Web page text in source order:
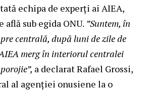
echipa de experți ai AIEA,
află sub egida ONU. ”Suntem, în
centrală, după luni de zile de
merg în interiorul centralei
a declarat Rafael Grossi,
al agenției onusiene la o